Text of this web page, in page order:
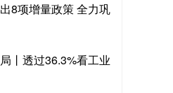
8项增量政策 全力巩
丨透过36.3%看工业